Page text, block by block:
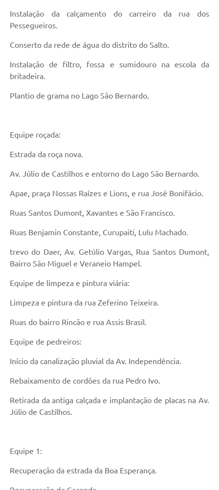
Instalação da calçamento do carreiro da rua dos
Pessegueiros.
Conserto da rede de água do distrito do Salto.
Instalação de filtro, fossa e sumidouro na escola da
britadeira.
Plantio de grama no Lago São Bernardo.
Equipe roçada:
Estrada da roça nova.
Av. Júlio de Castilhos e entorno do Lago São Bernardo.
Apae, praça Nossas Raízes e Lions, e rua José Bonifácio.
Ruas Santos Dumont, Xavantes e São Francisco.
Ruas Benjamin Constante, Curupaiti, Lulu Machado.
trevo do Daer, Av. Getúlio Vargas, Rua Santos Dumont,
Bairro São Miguel e Veraneio Hampel.
Equipe de limpeza e pintura viária:
Limpeza e pintura da rua Zeferino Teixeira.
Ruas do bairro Rincão e rua Assis Brasil.
Equipe de pedreiros:
Início da canalização pluvial da Av. Independência.
Rebaixamento de cordões da rua Pedro Ivo.
Retirada da antiga calçada e implantação de placas na Av.
Júlio de Castilhos.
Equipe 1:
Recuperação da estrada da Boa Esperança.